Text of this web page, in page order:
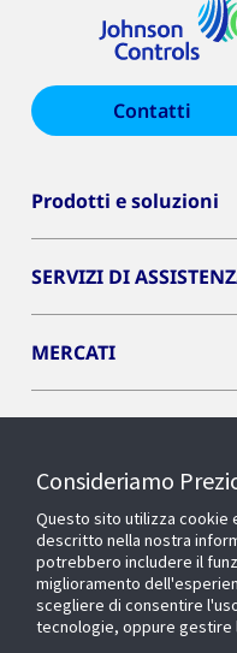
Contatti
Prodotti e soluzioni
SERVIZI DI
MERCATI
OPENBLUE
Consideriamo
Questo sito utilizza cookie
descritto nella nostra
potrebbero includere il
miglioramento
scegliere di consentire
tecnologie, oppure